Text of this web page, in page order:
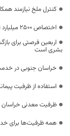
کنترل ملخ نیازمند
اختصاص 2500 میلیارد تومان برای توسعه راه‌های دوبانده خراسان جنوبی
اربعین فرصتی برای
بشری است
خراسان جنوبی در
استفاده از ظرفیت
ظرفیت معدنی
همه ظرفیت‌ها برای